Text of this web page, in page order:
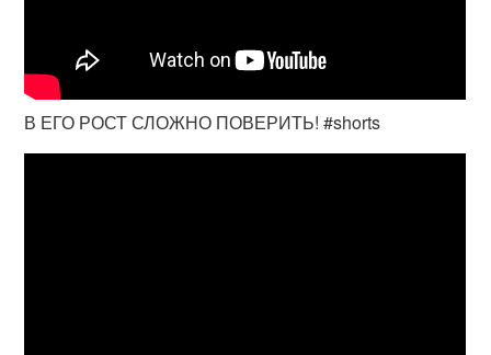
В ЕГО РОСТ СЛОЖНО ПОВЕРИТЬ! #shorts